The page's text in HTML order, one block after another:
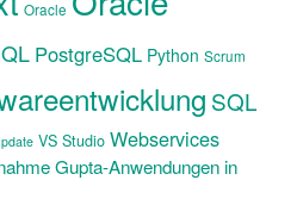
Oracle
PostgreSQL Python Scrum
SQL
VS Studio Webservices
Gupta-Anwendungen in